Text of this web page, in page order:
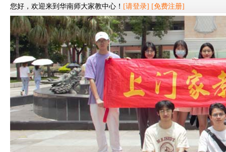
您好，欢迎来到华南师大家教中心！ [请登录] [免费注册]